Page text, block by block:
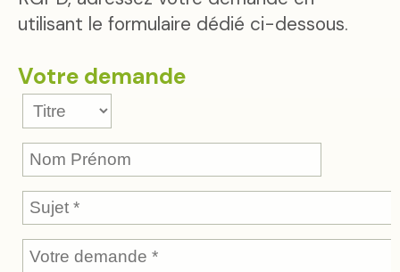
utilisant le formulaire dédié ci-dessous.
Votre demande